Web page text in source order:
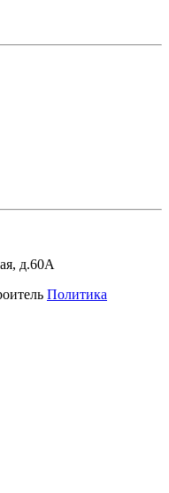
д.60А
Политика